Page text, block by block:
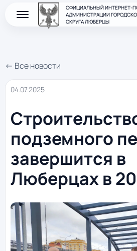
ОФИЦИАЛЬНЫЙ ИНТЕРНЕТ-
АДМИНИСТРАЦИИ
ОКРУГА ЛЮБЕРЦЫ
← Все новости
04.07.2025
подземного
завершится в
Люберцах в